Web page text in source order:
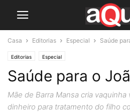
Casa Editorias Especial Saúde
Editorias Especial
Saúde para o
Mãe de Barra Mansa cria vaquinha
dinheiro para tratamento do filho